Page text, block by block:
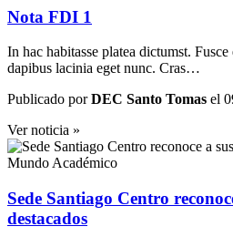
Nota FDI 1
In hac habitasse platea dictumst.
dapibus lacinia eget nunc. Cras…
Publicado porDEC Santo Tomas el
Ver noticia »
Mundo Académico
Sede Santiago Centro
destacados